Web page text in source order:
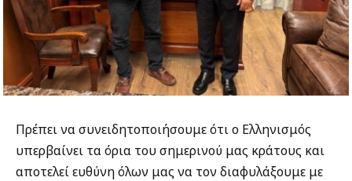
Πρέπει να συνειδητοποιήσουμε ότι ο Ελληνισμός
υπερβαίνει τα όρια του σημερινού μας κράτους και
αποτελεί ευθύνη όλων μας να τον διαφυλάξουμε με